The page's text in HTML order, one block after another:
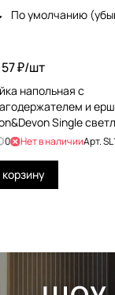
По умолчанию
₽/шт
напольная с
и
Single
0 Нет в наличииАрт.
корзину